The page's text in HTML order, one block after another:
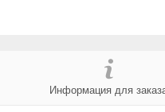
Информация для